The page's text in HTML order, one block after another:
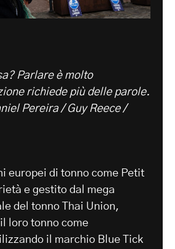
Parlare è molto
richiede più delle parole.
Pereira / Guy Reece /
europei di tonno come Petit
e gestito dal mega
del tonno Thai Union,
loro tonno come
il marchio Blue Tick